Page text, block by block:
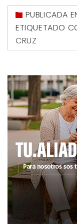
PUBLICADA
ETIQUETADO
CRUZ